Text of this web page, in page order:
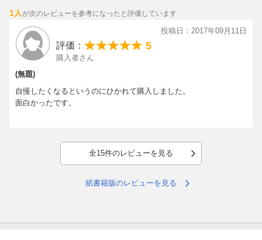
1人が次のレビューを参考になったと評価しています
投稿日：2017年09月11日
評価： 5
購入者さん
(無題)
自慢したくなるというのにひかれて購入しました。
面白かったです。
全15件のレビューを見る
紙書籍版のレビューを見る